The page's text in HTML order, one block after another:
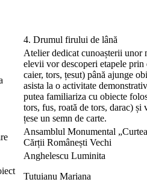
4. Drumul firului de lână
Atelier dedicat cunoașterii unor
elevii vor descoperi etapele prin
caier, tors, țesut) până ajunge
asista la o activitate
putea familiariza cu obiecte
tors, fus, roată de tors, darac)
țese un semn de carte.
Ansamblul Monumental
Cărții Românești Vechi
Anghelescu Luminita
Tutuianu Mariana